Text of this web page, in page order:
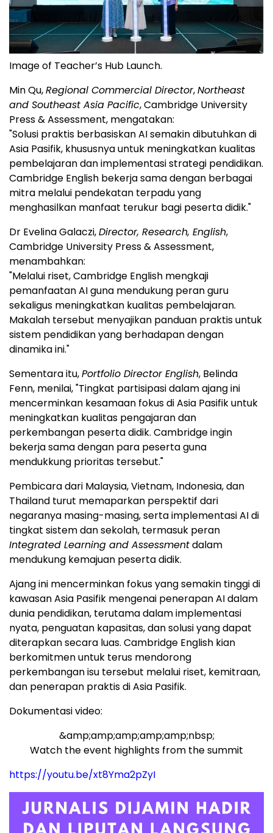
Image of Teacher’s Hub Launch.
Min Qu,Regional Commercial Director,Northeast
and Southeast Asia Pacific, Cambridge University
Press & Assessment, mengatakan:
"Solusi praktis berbasiskan AI semakin dibutuhkan di
Asia Pasifik, khususnya untuk meningkatkan kualitas
pembelajaran dan implementasi strategi pendidikan.
Cambridge English bekerja sama dengan berbagai
mitra melalui pendekatan terpadu yang
menghasilkan manfaat terukur bagi peserta didik."
Dr Evelina Galaczi,Director, Research, English,
Cambridge University Press & Assessment,
menambahkan:
"Melalui riset, Cambridge English mengkaji
pemanfaatan AI guna mendukung peran guru
sekaligus meningkatkan kualitas pembelajaran.
Makalah tersebut menyajikan panduan praktis untuk
sistem pendidikan yang berhadapan dengan
dinamika ini."
Sementara itu,Portfolio Director English, Belinda
Fenn, menilai, "Tingkat partisipasi dalam ajang ini
mencerminkan kesamaan fokus di Asia Pasifik untuk
meningkatkan kualitas pengajaran dan
perkembangan peserta didik. Cambridge ingin
bekerja sama dengan para peserta guna
mendukkung prioritas tersebut."
Pembicara dari Malaysia, Vietnam, Indonesia, dan
Thailand turut memaparkan perspektif dari
negaranya masing-masing, serta implementasi AI di
tingkat sistem dan sekolah, termasuk peran
Integrated Learning and Assessmentdalam
mendukung kemajuan peserta didik.
Ajang ini mencerminkan fokus yang semakin tinggi di
kawasan Asia Pasifik mengenai penerapan AI dalam
dunia pendidikan, terutama dalam implementasi
nyata, penguatan kapasitas, dan solusi yang dapat
diterapkan secara luas. Cambridge English kian
berkomitmen untuk terus mendorong
perkembangan isu tersebut melalui riset, kemitraan,
dan penerapan praktis di Asia Pasifik.
Dokumentasi video:
&amp;amp;amp;amp;amp;nbsp;
Watch the event highlights from the summit
https://youtu.be/xt8Yma2pZyI